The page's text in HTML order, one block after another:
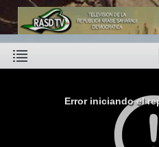
Error iniciando el